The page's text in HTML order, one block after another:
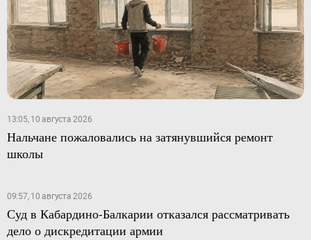
13:05, 10 августа 2026
Нальчане пожаловались на затянувшийся ремонт
школы
09:57, 10 августа 2026
Суд в Кабардино-Балкарии отказался рассматривать
дело о дискредитации армии